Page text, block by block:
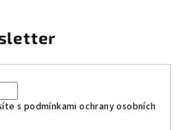
s podmínkami ochrany osobních